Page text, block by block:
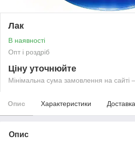
Лак
В наявності
Опт і роздріб
Ціну уточнюйте
Мінімальна сума замовлення на
Опис Характеристики Доставка
Опис